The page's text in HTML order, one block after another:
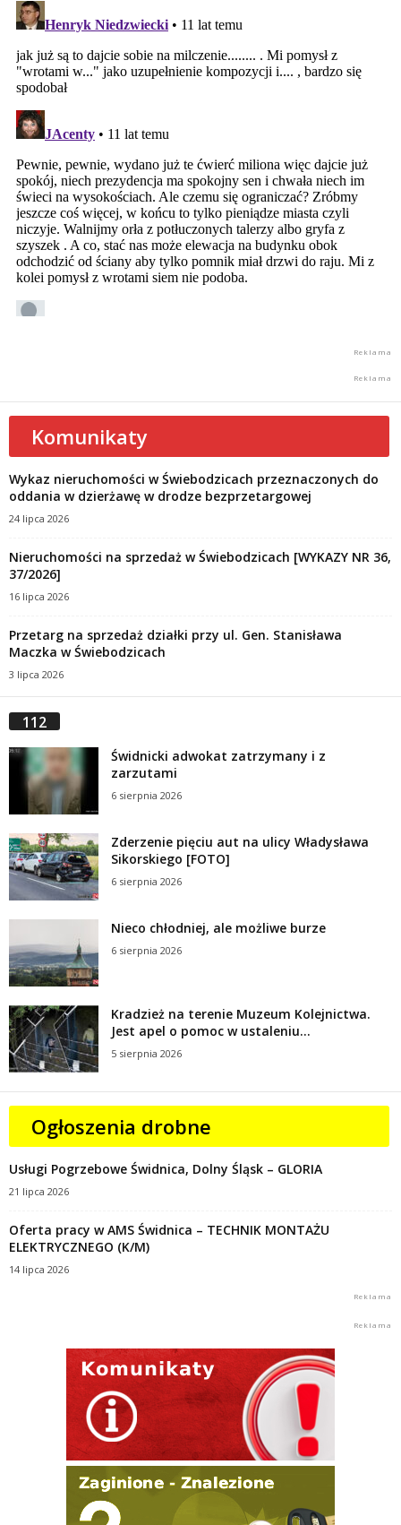
Komunikaty
Wykaz nieruchomości w Świebodzicach przeznaczonych do
oddania w dzierżawę w drodze bezprzetargowej
24 lipca 2026
Nieruchomości na sprzedaż w Świebodzicach [WYKAZY NR 36,
37/2026]
16 lipca 2026
Przetarg na sprzedaż działki przy ul. Gen. Stanisława
Maczka w Świebodzicach
3 lipca 2026
112
Świdnicki adwokat zatrzymany i z
zarzutami
6 sierpnia 2026
Zderzenie pięciu aut na ulicy Władysława
Sikorskiego [FOTO]
6 sierpnia 2026
Nieco chłodniej, ale możliwe burze
6 sierpnia 2026
Kradzież na terenie Muzeum Kolejnictwa.
Jest apel o pomoc w ustaleniu...
5 sierpnia 2026
Ogłoszenia drobne
Usługi Pogrzebowe Świdnica, Dolny Śląsk – GLORIA
21 lipca 2026
Oferta pracy w AMS Świdnica – TECHNIK MONTAŻU
ELEKTRYCZNEGO (K/M)
14 lipca 2026